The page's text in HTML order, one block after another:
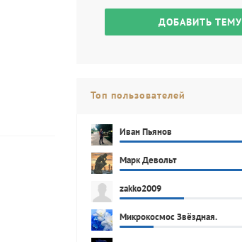
ДОБАВИТЬ ТЕМУ
Топ пользователей
Иван Пьянов
Марк Девольт
zakko2009
Микрокосмос Звёздная.